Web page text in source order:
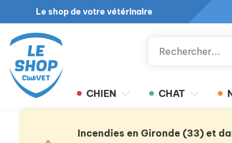
Le shop de votre vétérinaire
CHIEN CHAT
Incendies en Gironde (33) et